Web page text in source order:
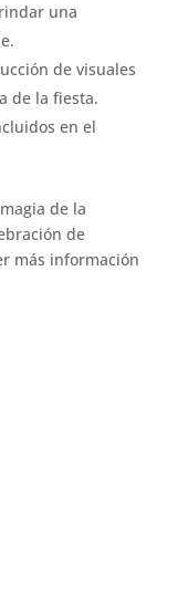
una
de visuales
de la fiesta.
en el
de la
de
más información